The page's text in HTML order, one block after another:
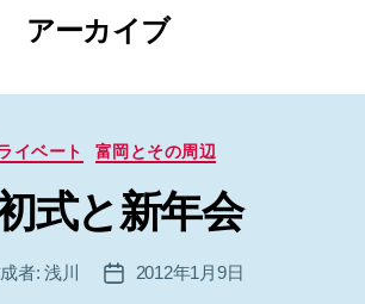
アーカイブ
カ
ゴ
リ
イベート 富岡とその周辺
式と新年会
者:浅川
投
2012年1月9日